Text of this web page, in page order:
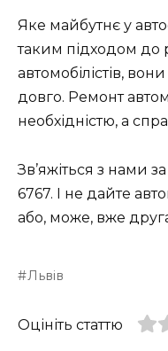
Яке майбутнє у
таким підходом до
автомобілістів,
довго. Ремонт
необхідністю, а
Зв’яжіться з нами
6767. І не дайте
або, може, вже
Львів
Оцініть статтю